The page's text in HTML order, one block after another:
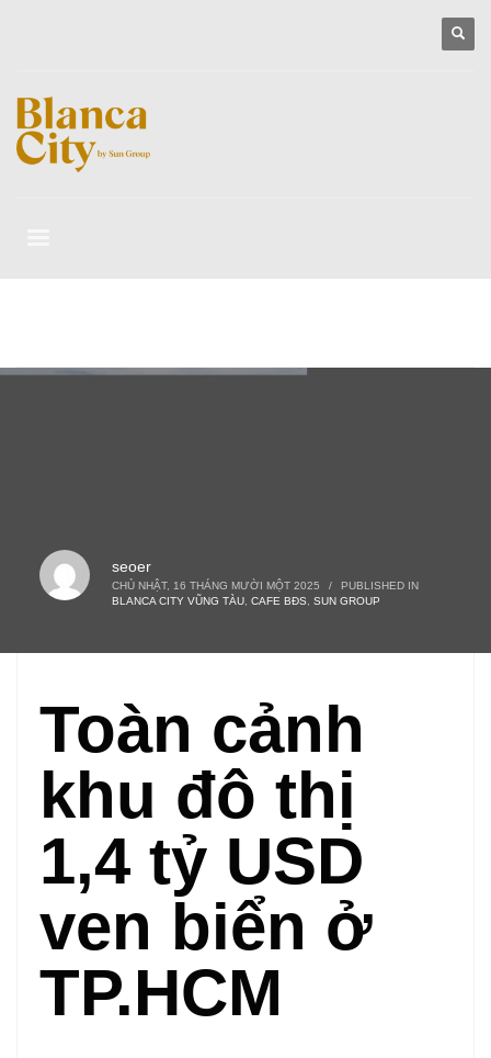
seoer
CHỦ NHẬT, 16 THÁNG MƯỜI MỘT 2025 /
PUBLISHED IN
BLANCA CITY VŨNG TÀU, CAFE BĐS, SUN GROUP
Toàn cảnh
khu đô thị
1,4 tỷ USD
ven biển ở
TP.HCM